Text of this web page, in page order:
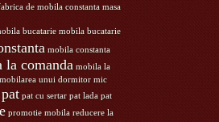
de mobila constanta masa
bucatarie mobila bucatarie
mobila constanta
la comanda mobila la
mobilarea unui dormitor mic
pat pat cu sertar pat lada pat
promotie mobila reducere la